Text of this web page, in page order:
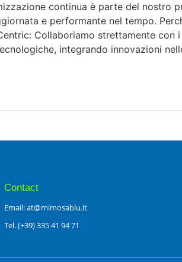
continua è parte del nostro
e performante nel tempo.
Collaboriamo strettamente con
integrando innovazioni
Contact
Email: at@mimosablu.it
Tel. (+39) 335 41 94 71